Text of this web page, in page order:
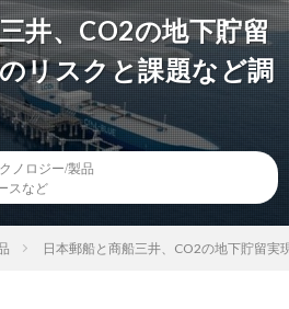
井、CO2の地下貯留
リスクと課題など調
ノロジー/製品
スなど
日本郵船と商船三井、CO2の地下貯留